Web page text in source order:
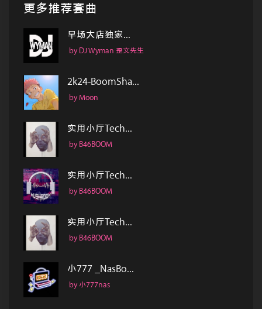
更多推荐套曲
早场大店独家...
by DJ Wyman 歪文先生
2k24-BoomSha...
by Moon
实用小厅Tech...
by B46BOOM
实用小厅Tech...
by B46BOOM
实用小厅Tech...
by B46BOOM
小777 _NasBo...
by 小777nas